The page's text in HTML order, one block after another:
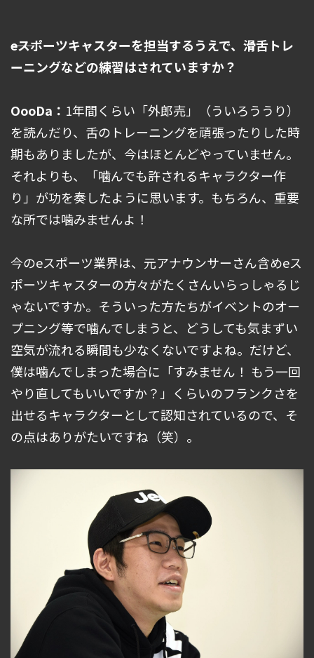
――eスポーツキャスターを担当するうえで、滑舌トレ
ーニングなどの練習はされていますか？
OooDa： 1年間くらい「外郎売」（ういろううり）
を読んだり、舌のトレーニングを頑張ったりした時
期もありましたが、今はほとんどやっていません。
それよりも、「噛んでも許されるキャラクター作
り」が功を奏したように思います。もちろん、重要
な所では噛みませんよ！
今のeスポーツ業界は、元アナウンサーさん含めeス
ポーツキャスターの方々がたくさんいらっしゃるじ
ゃないですか。そういった方たちがイベントのオー
プニング等で噛んでしまうと、どうしても気まずい
空気が流れる瞬間も少なくないですよね。だけど、
僕は噛んでしまった場合に「すみません！ もう一回
やり直してもいいですか？」くらいのフランクさを
出せるキャラクターとして認知されているので、そ
の点はありがたいですね（笑）。